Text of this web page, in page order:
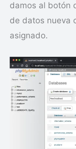
damos al botón
de datos nueva
asignado.